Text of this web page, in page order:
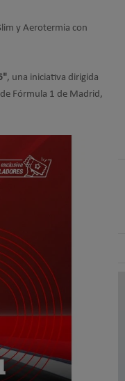
y Aerotermia con
, una iniciativa dirigida
Fórmula 1 de Madrid,